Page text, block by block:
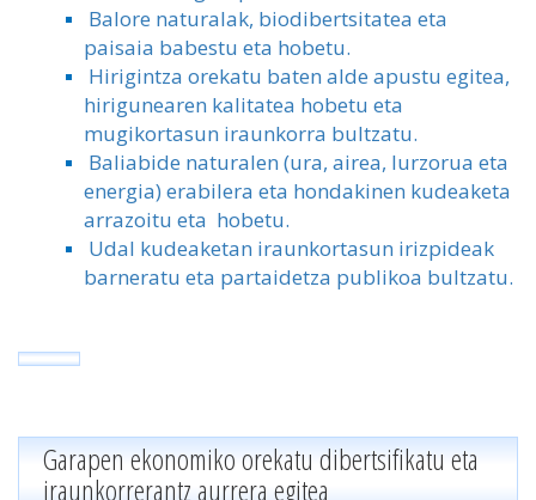
Balore naturalak, biodibertsitatea eta
paisaia babestu eta hobetu.
Hirigintza orekatu baten alde apustu egitea,
hirigunearen kalitatea hobetu eta
mugikortasun iraunkorra bultzatu.
Baliabide naturalen (ura, airea, lurzorua eta
energia) erabilera eta hondakinen kudeaketa
arrazoitu eta hobetu.
Udal kudeaketan iraunkortasun irizpideak
barneratu eta partaidetza publikoa bultzatu.
Garapen ekonomiko orekatu dibertsifikatu eta
iraunkorrerantz aurrera egitea